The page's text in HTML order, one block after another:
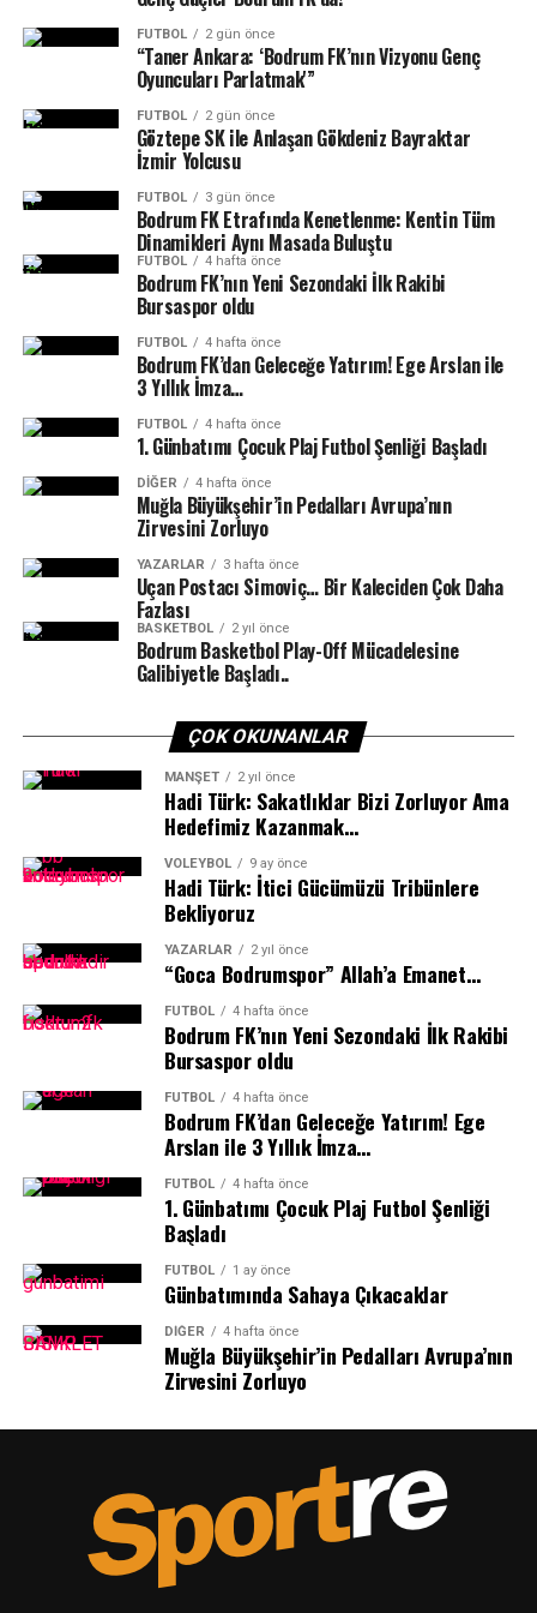
başarırsa finalde Bursa Büyükşehir Belediyespor –
Eskişehir Odunpazarı SK maçının galibiyle karşılaşacak.
FUTBOL 2 gün önce
“Taner Ankara: ‘Bodrum FK’nın Vizyonu Genç
Oyuncuları Parlatmak'”
FUTBOL 2 gün önce
Göztepe SK ile Anlaşan Gökdeniz Bayraktar
İzmir Yolcusu
FUTBOL 3 gün önce
Bodrum FK Etrafında Kenetlenme: Kentin Tüm
Dinamikleri Aynı Masada Buluştu
FUTBOL 4 hafta önce
Bodrum FK’nın Yeni Sezondaki İlk Rakibi
Bursaspor oldu
FUTBOL 4 hafta önce
Bodrum FK’dan Geleceğe Yatırım! Ege Arslan ile
3 Yıllık İmza…
FUTBOL 4 hafta önce
1.⁠ ⁠Günbatımı Çocuk Plaj Futbol Şenliği Başladı
DIĞER 4 hafta önce
Muğla Büyükşehir’in Pedalları Avrupa’nın
Zirvesini Zorluyo
YAZARLAR 3 hafta önce
Uçan Postacı Simoviç… Bir Kaleciden Çok Daha
Fazlası
BASKETBOL 2 yıl önce
Bodrum Basketbol Play-Off Mücadelesine
Galibiyetle Başladı..
ÇOK OKUNANLAR
MANŞET 2 yıl önce
Hadi Türk: Sakatlıklar Bizi Zorluyor Ama
Hedefimiz Kazanmak…
VOLEYBOL 9 ay önce
Hadi Türk: İtici Gücümüzü Tribünlere
Bekliyoruz
YAZARLAR 2 yıl önce
“Goca Bodrumspor” Allah’a Emanet…
FUTBOL 4 hafta önce
Bodrum FK’nın Yeni Sezondaki İlk Rakibi
Bursaspor oldu
FUTBOL 4 hafta önce
Bodrum FK’dan Geleceğe Yatırım! Ege
Arslan ile 3 Yıllık İmza…
FUTBOL 4 hafta önce
1.⁠ ⁠Günbatımı Çocuk Plaj Futbol Şenliği
Başladı
FUTBOL 1 ay önce
Günbatımında Sahaya Çıkacaklar
DIĞER 4 hafta önce
Muğla Büyükşehir’in Pedalları Avrupa’nın
Zirvesini Zorluyo